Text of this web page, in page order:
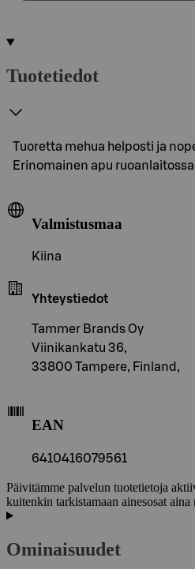
Tuotetiedot
Tuoretta mehua helposti ja
Erinomainen apu
Valmistusmaa
Kiina
Yhteystiedot
Tammer Brands Oy
Viinikankatu 36,
33800 Tampere, Finland,
EAN
6410416079561
Päivitämme palvelun tuotetietoja
kuitenkin tarkistamaan ainesosat
Ominaisuudet